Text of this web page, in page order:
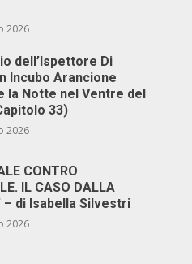
2026
dell’Ispettore Di
Incubo Arancione
la Notte nel Ventre del
33)
2026
CONTRO
IL CASO DALLA
– di Isabella Silvestri
2026